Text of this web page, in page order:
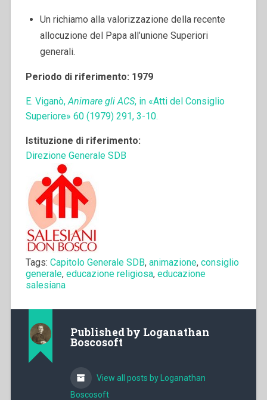
Un richiamo alla valorizzazione della recente
allocuzione del Papa all’unione Superiori
generali.
Periodo di riferimento: 1979
E. Viganò,Animare gli ACS, in «Atti del Consiglio
Superiore» 60 (1979) 291, 3-10.
Istituzione di riferimento:
Direzione Generale SDB
Tags: Capitolo Generale SDB, animazione, consiglio
generale, educazione religiosa, educazione
salesiana
Published by Loganathan
Boscosoft
View all posts by Loganathan
Boscosoft